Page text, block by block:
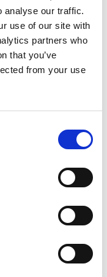
analyse our traffic.
use of our site with
partners who
that you’ve
from your use
per processi di
garantiscono
responsabilità
pilastri di questa
ambientale della
importante è la
lo stabilimento.
programmi tramite
diverse attività
delle famiglie meno
quindi un forte